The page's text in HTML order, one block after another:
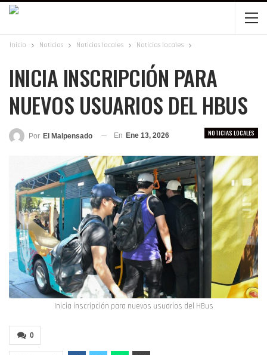
Inicio Noticias Noticias locales Noticias locales
INICIA INSCRIPCIÓN PARA
NUEVOS USUARIOS DEL HBUS
NOTICIAS LOCALES
Por El Malpensado En Ene 13, 2026
Inicia inscripción para nuevos usuarios del HBus
0